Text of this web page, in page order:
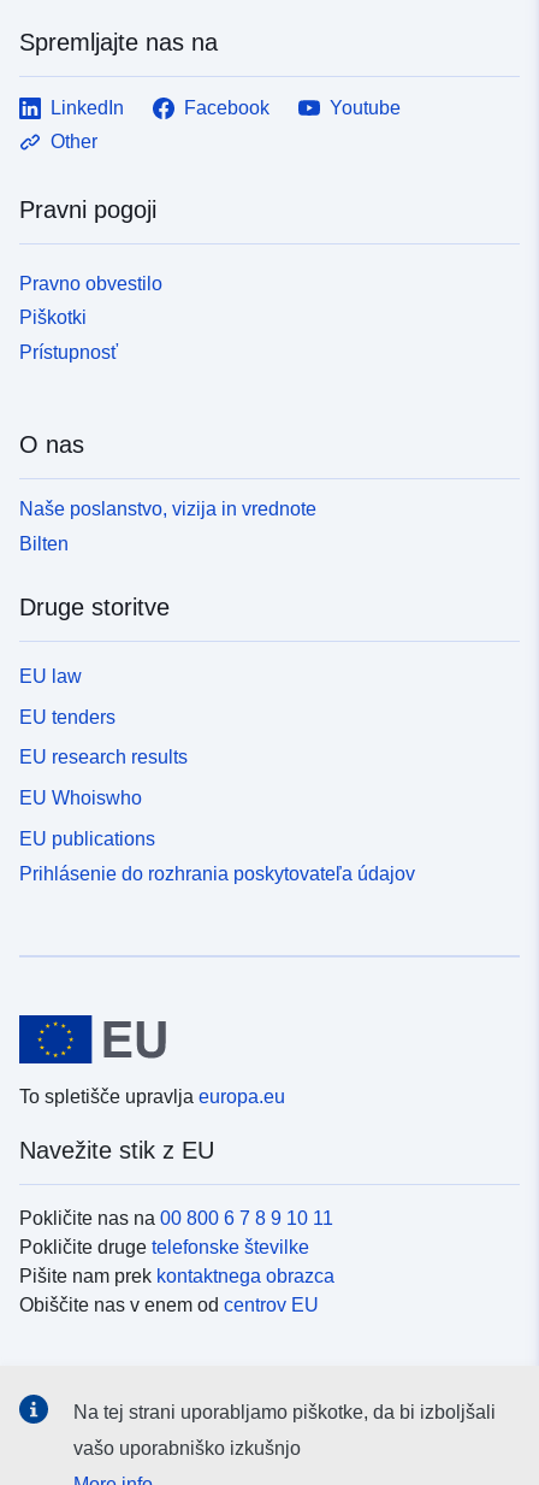
Spremljajte nas na
LinkedIn Facebook
Youtube
Other
Pravni pogoji
Pravno obvestilo
Piškotki
Prístupnosť
O nas
Naše poslanstvo, vizija in vrednote
Bilten
Druge storitve
EU law
EU tenders
EU research results
EU Whoiswho
EU publications
Prihlásenie do rozhrania poskytovateľa údajov
To spletišče upravlja europa.eu
Navežite stik z EU
Pokličite nas na 00 800 6 7 8 9 10 11
Pokličite druge telefonske številke
Pišite nam prek kontaktnega obrazca
Obiščite nas v enem od centrov EU
Iskanje podružbenih medijih EU
Na tej strani uporabljamo piškotke, da bi izboljšali
vašo uporabniško izkušnjo